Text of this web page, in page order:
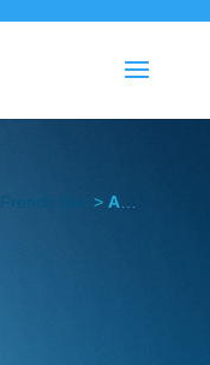
French Bee > Actualités